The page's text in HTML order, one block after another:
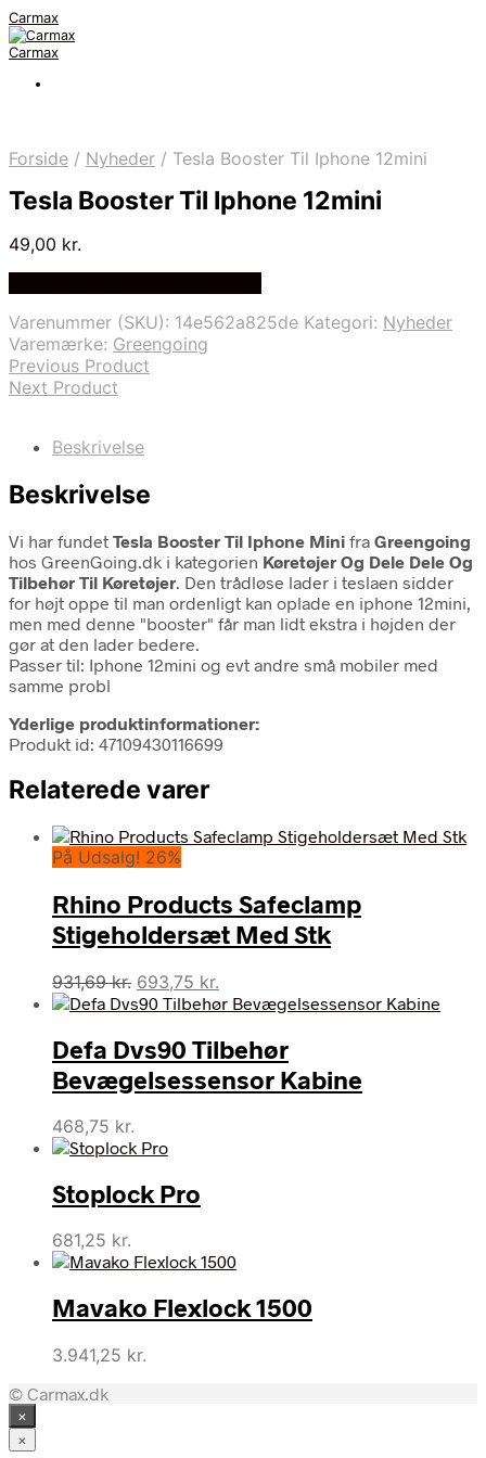
Carmax
Carmax
Forside / Nyheder / Tesla Booster Til Iphone 12mini
Tesla Booster Til Iphone 12mini
49,00 kr.
Varenummer (SKU): 14e562a825de Kategori: Nyheder
Varemærke: Greengoing
Previous Product
Next Product
Beskrivelse
Beskrivelse
Vi har fundet Tesla Booster Til Iphone Mini fra Greengoing
hos GreenGoing.dk i kategorien Køretøjer Og Dele Dele Og
Tilbehør Til Køretøjer. Den trådløse lader i teslaen sidder
for højt oppe til man ordenligt kan oplade en iphone 12mini,
men med denne "booster" får man lidt ekstra i højden der
gør at den lader bedere.
Passer til: Iphone 12mini og evt andre små mobiler med
samme probl
Yderlige produktinformationer:
Produkt id: 47109430116699
Relaterede varer
På Udsalg! 26%
Rhino Products Safeclamp
Stigeholdersæt Med Stk
931,69kr. Den
oprindelige
var:
931,69 kr..
693,75 kr.
aktuelle
er:
693,75 kr..
Defa Dvs90 Tilbehør
Bevægelsessensor Kabine
468,75 kr.
Stoplock Pro
681,25 kr.
Mavako Flexlock 1500
3.941,25 kr.
© Carmax.dk
×
×